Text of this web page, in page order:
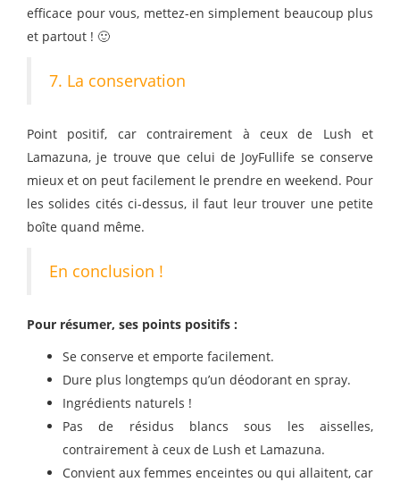
efficace pour vous, mettez-en simplement beaucoup plus
et partout ! 🙂
7. La conservation
Point positif, car contrairement à ceux de Lush et
Lamazuna, je trouve que celui de JoyFullife se conserve
mieux et on peut facilement le prendre en weekend. Pour
les solides cités ci-dessus, il faut leur trouver une petite
boîte quand même.
En conclusion !
Pour résumer, ses points positifs :
Se conserve et emporte facilement.
Dure plus longtemps qu’un déodorant en spray.
Ingrédients naturels !
Pas de résidus blancs sous les aisselles,
contrairement à ceux de Lush et Lamazuna.
Convient aux femmes enceintes ou qui allaitent, car